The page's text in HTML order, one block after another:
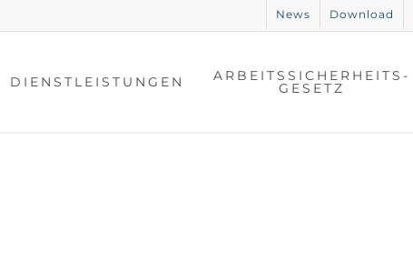
News Download
DIENSTLEISTUNGEN ARBEITSSICHERHEITS-
GESETZ